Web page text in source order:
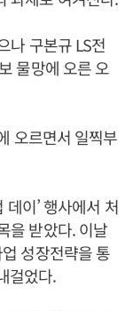
나 구본규 LS전
물망에 오른 오
오르면서 일찍부
이’ 행사에서 처
을 받았다. 이날
성장전략을 통
걸었다.